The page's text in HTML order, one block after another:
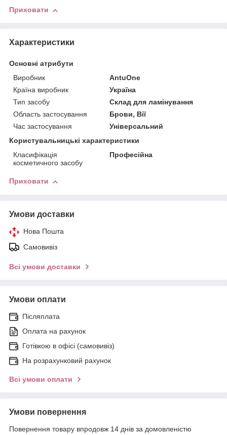
Приховати
Характеристики
Основні атрибути
Виробник
AntuOne
Країна виробник
Україна
Тип засобу
Склад для ламінування
Область застосування
Брови, Вії
Час застосування
Універсальний
Користувальницькі характеристики
Класифікація
косметичного засобу
Професійна
Приховати
Умови доставки
Нова Пошта
Самовивіз
Всі умови доставки
Умови оплати
Післяплата
Оплата на рахунок
Готівкою в офісі (самовивіз)
На розрахунковий рахунок
Всі умови оплати
Умови повернення
Повернення товару впродовж 14 днів за домовленістю